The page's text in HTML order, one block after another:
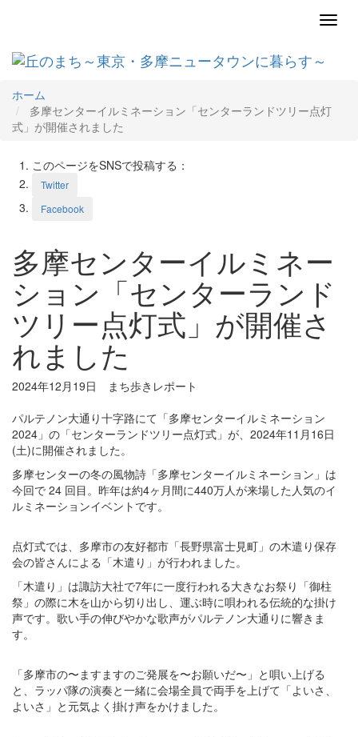
ホーム
多摩センターイルミネーション「センターランドツリー点灯
式」が開催されました
このページをSNSで投稿する：
Twitter
Facebook
多摩センターイルミネー
ション「センターランド
ツリー点灯式」が開催さ
れました
2024年12月19日 まち歩きレポート
パルテノン大通り十字路にて「多摩センターイルミネーション
2024」の「センターランドツリー点灯式」が、2024年11月16日
(土)に開催されました。
多摩センターの冬の風物詩「多摩センターイルミネーション」は
今回で 24 回目。昨年は約4ヶ月間に440万人が来場した人気のイ
ルミネーションイベントです。
点灯式では、多摩市の友好都市「長野県富士見町」の木遣り保存
会の皆さんによる「木遣り」が行われました。
「木遣り」は諏訪大社で7年に一度行われる大きなお祭り「御柱
祭」の際に木を山から切り出し、運ぶ時に唄われる伝統的な掛け
声です。歌い手の伸びやかな歌声がパルテノン大通りに響きま
す。
「多摩市の〜ますますのご発展を〜お願いだ〜」と唄い上げる
と、ラッパ隊の演奏と一緒に会場全員で両手を上げて「よいさ、
よいさ」と元気よく掛け声をかけました。